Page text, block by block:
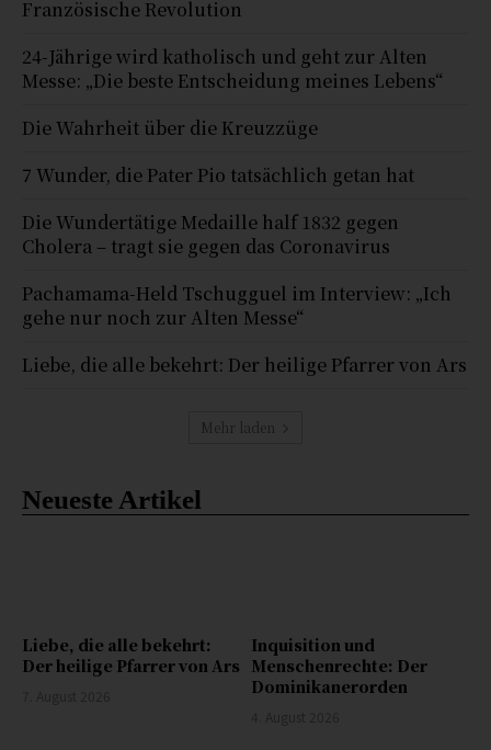
Neueste Artikel
Liebe, die alle bekehrt:
Der heilige Pfarrer von Ars
Inquisition und
Menschenrechte: Der
Dominikanerorden
Französische Revolution
24-Jährige wird katholisch und geht zur Alten
Messe: „Die beste Entscheidung meines Lebens“
Die Wahrheit über die Kreuzzüge
7 Wunder, die Pater Pio tatsächlich getan hat
Die Wundertätige Medaille half 1832 gegen
Cholera – tragt sie gegen das Coronavirus
Pachamama-Held Tschugguel im Interview: „Ich
gehe nur noch zur Alten Messe“
Liebe, die alle bekehrt: Der heilige Pfarrer von Ars
Mehr laden